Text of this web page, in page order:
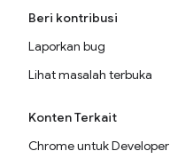
Beri kontribusi
Laporkan bug
Lihat masalah terbuka
Konten Terkait
Chrome untuk Developer